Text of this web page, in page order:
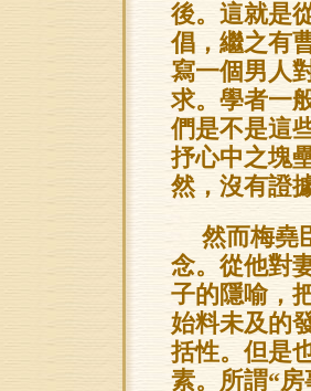
後。這就是
倡，繼之有
寫一個男人
求。學者一
們是不是這
抒心中之塊
然，沒有證
然而梅堯
念。從他對
子的隱喻，
始料未及的
括性。但是
素。所謂“